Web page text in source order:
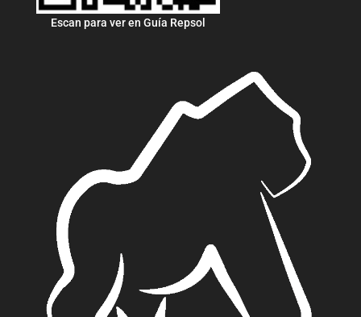
Escan para ver en Guía Repsol